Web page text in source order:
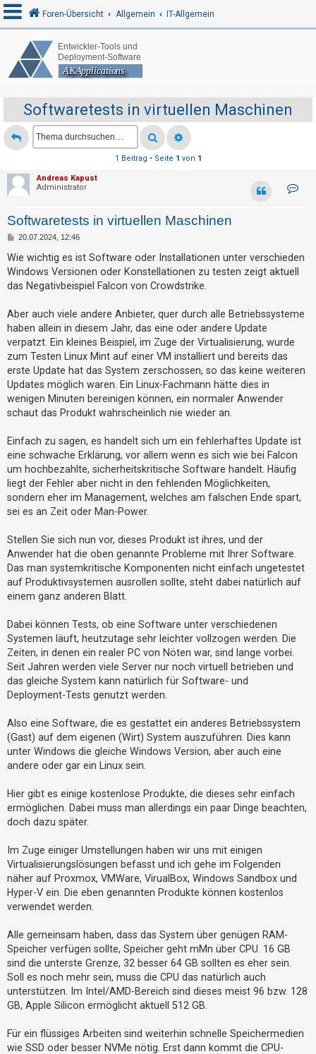
A
e
l
e
n
R
e
g
i
s
t
r
i
e
r
e
U
n
b
a
n
t
w
r
t
e
t
e
h
e
m
n
k
t
i
v
T
h
e
m
e
n
Foren-Übersicht Allgemein IT-Allgemein
Softwaretests in virtuellen Maschinen
1 Beitrag • Seite 1 von 1
Andreas Kapust
Administrator
a
n
a
Softwaretests in virtuellen Maschinen
B
i
t
r
a
g
20.07.2024, 12:46
Wie wichtig es ist Software oder Installationen unter verschieden
Windows Versionen oder Konstellationen zu testen zeigt aktuell
das Negativbeispiel Falcon von Crowdstrike.
Aber auch viele andere Anbieter, quer durch alle Betriebssysteme
haben allein in diesem Jahr, das eine oder andere Update
verpatzt. Ein kleines Beispiel, im Zuge der Virtualisierung, wurde
zum Testen Linux Mint auf einer VM installiert und bereits das
erste Update hat das System zerschossen, so das keine weiteren
Updates möglich waren. Ein Linux-Fachmann hätte dies in
wenigen Minuten bereinigen können, ein normaler Anwender
schaut das Produkt wahrscheinlich nie wieder an.
Einfach zu sagen, es handelt sich um ein fehlerhaftes Update ist
eine schwache Erklärung, vor allem wenn es sich wie bei Falcon
um hochbezahlte, sicherheitskritische Software handelt. Häufig
liegt der Fehler aber nicht in den fehlenden Möglichkeiten,
sondern eher im Management, welches am falschen Ende spart,
sei es an Zeit oder Man-Power.
Stellen Sie sich nun vor, dieses Produkt ist ihres, und der
Anwender hat die oben genannte Probleme mit Ihrer Software.
Das man systemkritische Komponenten nicht einfach ungetestet
auf Produktivsystemen ausrollen sollte, steht dabei natürlich auf
einem ganz anderen Blatt.
Dabei können Tests, ob eine Software unter verschiedenen
Systemen läuft, heutzutage sehr leichter vollzogen werden. Die
Zeiten, in denen ein realer PC von Nöten war, sind lange vorbei.
Seit Jahren werden viele Server nur noch virtuell betrieben und
das gleiche System kann natürlich für Software- und
Deployment-Tests genutzt werden.
Also eine Software, die es gestattet ein anderes Betriebssystem
(Gast) auf dem eigenen (Wirt) System auszuführen. Dies kann
unter Windows die gleiche Windows Version, aber auch eine
andere oder gar ein Linux sein.
Hier gibt es einige kostenlose Produkte, die dieses sehr einfach
ermöglichen. Dabei muss man allerdings ein paar Dinge beachten,
doch dazu später.
Im Zuge einiger Umstellungen haben wir uns mit einigen
Virtualisierungslösungen befasst und ich gehe im Folgenden
näher auf Proxmox, VMWare, VirualBox, Windows Sandbox und
Hyper-V ein. Die eben genannten Produkte können kostenlos
verwendet werden.
Alle gemeinsam haben, dass das System über genügen RAM-
Speicher verfügen sollte, Speicher geht mMn über CPU. 16 GB
sind die unterste Grenze, 32 besser 64 GB sollten es eher sein.
Soll es noch mehr sein, muss die CPU das natürlich auch
unterstützen. Im Intel/AMD-Bereich sind dieses meist 96 bzw. 128
GB, Apple Silicon ermöglicht aktuell 512 GB.
Für ein flüssiges Arbeiten sind weiterhin schnelle Speichermedien
wie SSD oder besser NVMe nötig. Erst dann kommt die CPU-